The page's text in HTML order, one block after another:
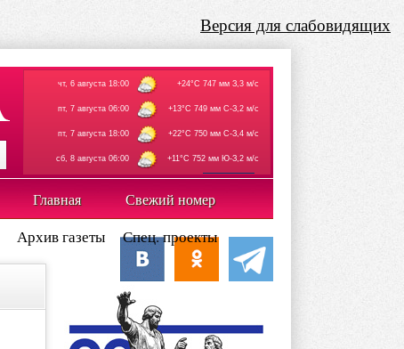
Версия для слабовидящих
чт, 6 августа 18:00 +24°C 747 мм З,3 м/с
пт, 7 августа 06:00 +13°C 749 мм С-З,2 м/с
пт, 7 августа 18:00 +22°C 750 мм С-З,4 м/с
сб, 8 августа 06:00 +11°C 752 мм Ю-З,2 м/с
Главная Свежий номер
Архив газеты Спец. проекты